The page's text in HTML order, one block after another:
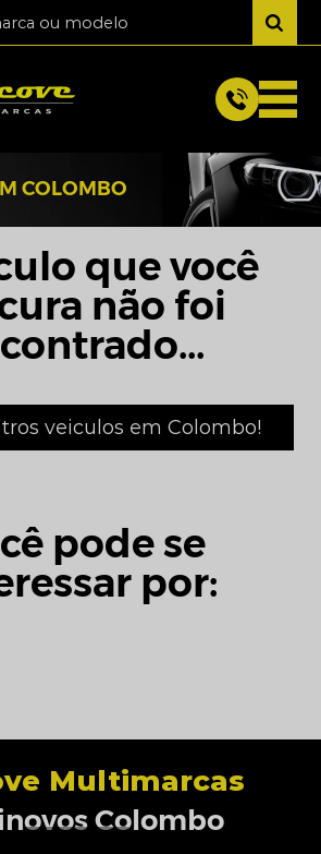
COLOMBO
que você
não foi
veiculos em Colombo!
pode se
por:
Multimarcas
Colombo